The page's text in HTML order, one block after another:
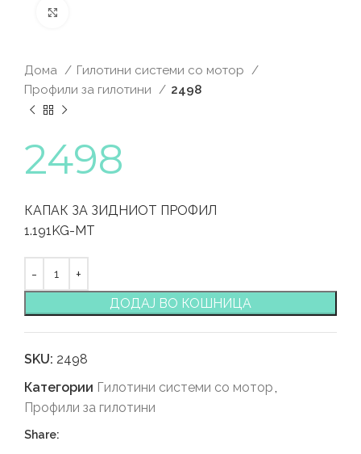
Дома
Гилотини системи со мотор
Профили за гилотини
2498
2498
КАПАК ЗА ЗИДНИОТ ПРОФИЛ
1.191KG-MT
ДОДАЈ ВО КОШНИЦА
SKU: 2498
Категории Гилотини системи со мотор,
Профили за гилотини
Share: